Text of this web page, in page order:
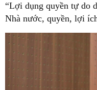
“Lợi dụng quyền tự do
Nhà nước, quyền, lợi